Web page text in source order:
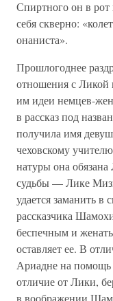
Спиртного он в
себя скверно:
онаниста».
Прошлогоднее
отношения с Ликой
им идеи немцев-
в рассказ под
получила имя
чеховскому
натуры она
судьбы — Лике
удается заманить в
рассказчика
беспечным и
оставляет ее. В
Ариадне на помощь
отличие от Лики,
в воображении